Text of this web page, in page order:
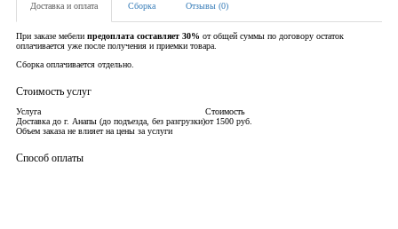
Доставка и оплата Сборка Отзывы (0)
При заказе мебели предоплата составляет 30% от общей суммы по договору остаток
оплачивается уже после получения и приемки товара.
Сборка оплачивается отдельно.
Стоимость услуг
Услуга
Стоимость
Доставка до г. Анапы (до подъезда, без разгрузки)от 1500 руб.
Объем заказа не влияет на цены за услуги
Способ оплаты